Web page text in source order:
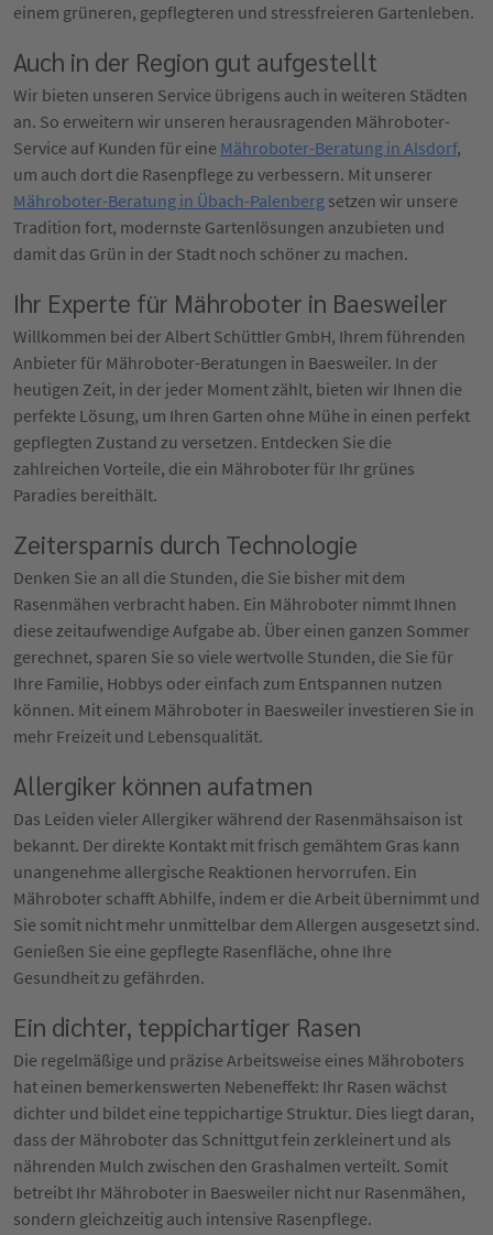
einem grüneren, gepflegteren und stressfreieren Gartenleben.
Auch in der Region gut aufgestellt
Wir bieten unseren Service übrigens auch in weiteren Städten
an. So erweitern wir unseren herausragenden Mähroboter-
Service auf Kunden für eine Mähroboter-Beratung in Alsdorf,
um auch dort die Rasenpflege zu verbessern. Mit unserer
Mähroboter-Beratung in Übach-Palenberg setzen wir unsere
Tradition fort, modernste Gartenlösungen anzubieten und
damit das Grün in der Stadt noch schöner zu machen.
Ihr Experte für Mähroboter in Baesweiler
Willkommen bei der Albert Schüttler GmbH, Ihrem führenden
Anbieter für Mähroboter-Beratungen in Baesweiler. In der
heutigen Zeit, in der jeder Moment zählt, bieten wir Ihnen die
perfekte Lösung, um Ihren Garten ohne Mühe in einen perfekt
gepflegten Zustand zu versetzen. Entdecken Sie die
zahlreichen Vorteile, die ein Mähroboter für Ihr grünes
Paradies bereithält.
Zeitersparnis durch Technologie
Denken Sie an all die Stunden, die Sie bisher mit dem
Rasenmähen verbracht haben. Ein Mähroboter nimmt Ihnen
diese zeitaufwendige Aufgabe ab. Über einen ganzen Sommer
gerechnet, sparen Sie so viele wertvolle Stunden, die Sie für
Ihre Familie, Hobbys oder einfach zum Entspannen nutzen
können. Mit einem Mähroboter in Baesweiler investieren Sie in
mehr Freizeit und Lebensqualität.
Allergiker können aufatmen
Das Leiden vieler Allergiker während der Rasenmähsaison ist
bekannt. Der direkte Kontakt mit frisch gemähtem Gras kann
unangenehme allergische Reaktionen hervorrufen. Ein
Mähroboter schafft Abhilfe, indem er die Arbeit übernimmt und
Sie somit nicht mehr unmittelbar dem Allergen ausgesetzt sind.
Genießen Sie eine gepflegte Rasenfläche, ohne Ihre
Gesundheit zu gefährden.
Ein dichter, teppichartiger Rasen
Die regelmäßige und präzise Arbeitsweise eines Mähroboters
hat einen bemerkenswerten Nebeneffekt: Ihr Rasen wächst
dichter und bildet eine teppichartige Struktur. Dies liegt daran,
dass der Mähroboter das Schnittgut fein zerkleinert und als
nährenden Mulch zwischen den Grashalmen verteilt. Somit
betreibt Ihr Mähroboter in Baesweiler nicht nur Rasenmähen,
sondern gleichzeitig auch intensive Rasenpflege.